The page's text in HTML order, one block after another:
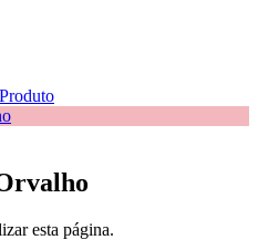
esta página.